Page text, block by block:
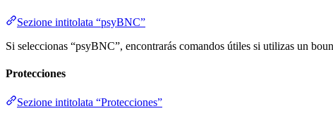
Sezione intitolata “psyBNC”
Si seleccionas “psyBNC”, encontrarás comandos útiles si utilizas un
Protecciones
Sezione intitolata “Protecciones”